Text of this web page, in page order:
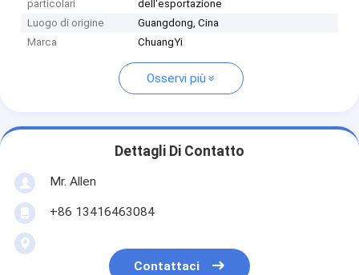
particolari
dell'esportazione
Luogo di origine
Guangdong, Cina
Marca
ChuangYi
Osservi più
Dettagli Di Contatto
Mr. Allen
+86 13416463084
Contattaci